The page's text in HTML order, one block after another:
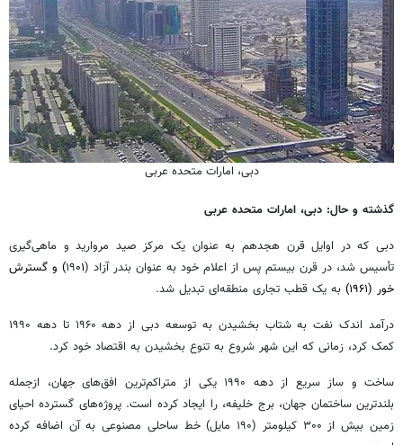
دبی، امارات متحده عربی
گذشته و حال: دبی، امارات متحده عربی
دبی که در اوایل قرن هجدهم به عنوان یک مرکز صید مروارید و ماهی‌گیری
تأسیس شد، در قرن بیستم پس از اعلام خود به عنوان بندر آزاد (۱۹
۰۱) و گسترش
خور (۱۹۶۱)
به یک قطب تجاری منطقه‌ای تبدیل شد.
درآمد اندک نفت به شتاب بخشیدن به توسعه دبی از دهه ۱۹۶۰ تا دهه ۱۹۹۰
کمک کرد، زمانی که این شهر شروع به تنوع بخشیدن به اقتصاد خود کرد.
ساخت و ساز سریع از دهه ۱۹۹۰ یکی از متراکم‌ترین افق‌های جهان، ازجمله
بلندترین ساختمان جهان، برج خلیفه، را ایجاد کرده است. پروژه‌های گسترده احیای
زمین بیش از ۳۰۰ کیلومتر (۱۹۰ مایل) خط ساحلی مصنوعی به آن اضافه کرده